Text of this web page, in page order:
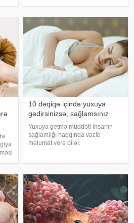
qan azlığı, qalxanabənzər vəz
xəstəlikləri, şəkərl
10 dəqiqə içində yuxuya
gedirsinizsə, sağlamsınız
Yuxuya getmə müddəti insanın
sağlamlığı haqqında vacib
məlumat verə bilər.
üzrə mütəxəssis Mişel Drerupun
sözlərinə görə